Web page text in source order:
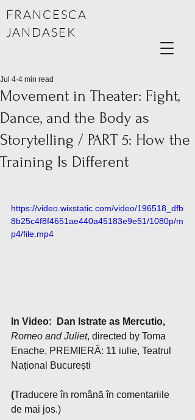
FRANCESCA
JANDASEK
Movement in Theater: Fight,
Dance, and the Body as
Storytelling / PART 5: How the
Training Is Different
Jul 4 4 min read
https://video.wixstatic.com/video/196518_dfb
8b25c4f8f4651ae440a45183e9e51/1080p/m
p4/file.mp4
In Video:  Dan Istrate as Mercutio,
Romeo and Juliet, directed by Toma
Enache, PREMIERĂ: 11 iulie, Teatrul
Național București
(Traducere în română în comentariile
de mai jos.)